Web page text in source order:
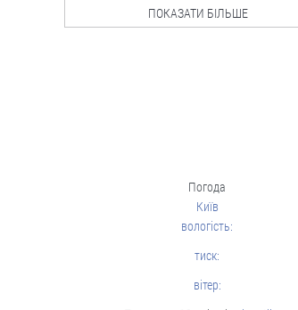
Погода
Київ
вологість:
тиск:
вітер:
Чи потрібно проводити підсумкові
іспити для учнів 4-х, 9-х та 12 класів?
ПОКАЗАТИ БІЛЬШЕ